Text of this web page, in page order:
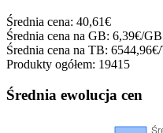
Średnia cena: 40,61€
Średnia cena na GB: 6,39€/GB
Średnia cena na TB:
Produkty ogółem: 19415
Średnia ewolucja cen